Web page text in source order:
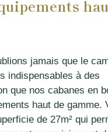
jamais que le
indispensables à des
que nos cabanes en
haut de gamme.
de 27m² qui